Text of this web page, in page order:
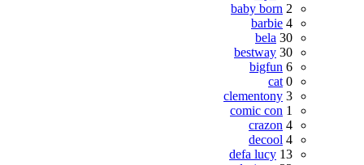
baby born 2
barbie 4
bela 30
bestway 30
bigfun 6
cat 0
clementony 3
comic con 1
crazon 4
decool 4
defa lucy 13